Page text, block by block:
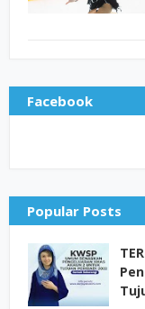
Facebook
Popular Posts